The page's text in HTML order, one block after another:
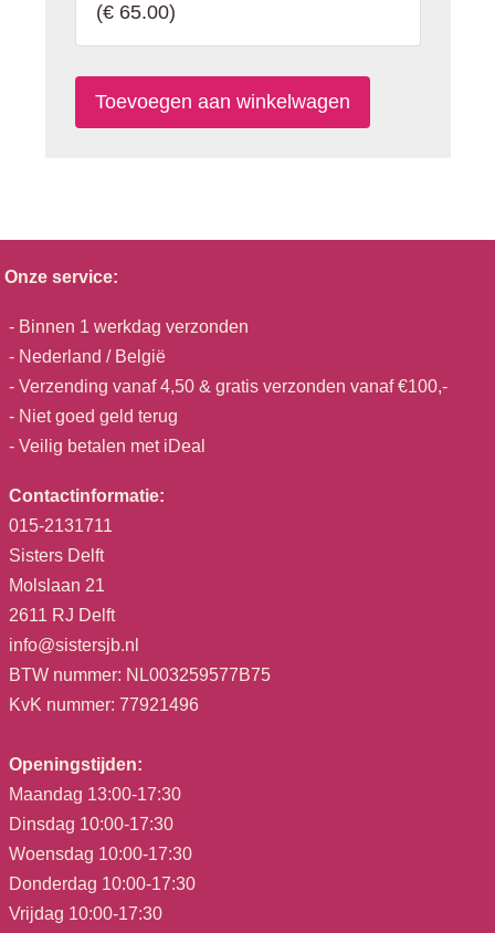
(€ 65.00)
Onze service:
- Binnen 1 werkdag verzonden
- Nederland / België
- Verzending vanaf 4,50 & gratis verzonden vanaf €100,-
- Niet goed geld terug
- Veilig betalen met iDeal
Contactinformatie:
015-2131711
Sisters Delft
Molslaan 21
2611 RJ Delft
info@sistersjb.nl
BTW nummer: NL003259577B75
KvK nummer: 77921496
Openingstijden:
Maandag 13:00-17:30
Dinsdag 10:00-17:30
Woensdag 10:00-17:30
Donderdag 10:00-17:30
Vrijdag 10:00-17:30